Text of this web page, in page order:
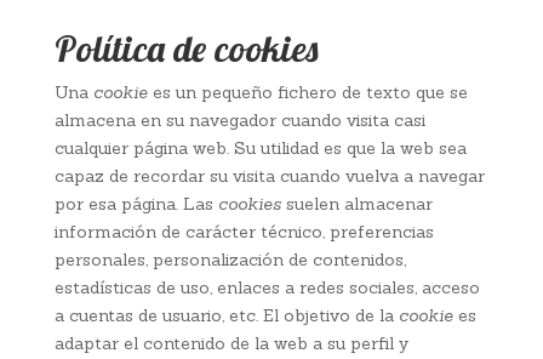
Política de cookies
Una cookiees un pequeño fichero de texto que se
almacena en su navegador cuando visita casi
cualquier página web. Su utilidad es que la web sea
capaz de recordar su visita cuando vuelva a navegar
por esa página. Las cookiessuelen almacenar
información de carácter técnico, preferencias
personales, personalización de contenidos,
estadísticas de uso, enlaces a redes sociales, acceso
a cuentas de usuario, etc. El objetivo de la cookiees
adaptar el contenido de la web a su perfil y